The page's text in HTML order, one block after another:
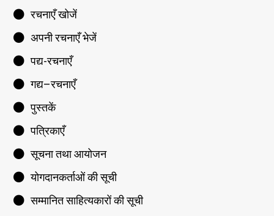
रचनाएँ खोजें
अपनी रचनाएँ भेजें
पद्य-रचनाएँ
गद्य–रचनाएँ
पुस्तकें
पत्रिकाएँ
सूचना तथा आयोजन
योगदानकर्ताओं की सूची
सम्मानित साहित्यकारों की सूची